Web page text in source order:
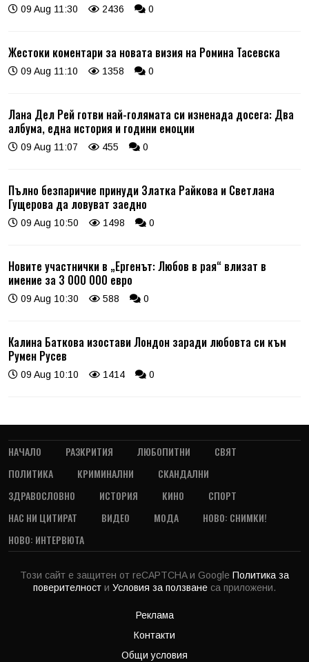
09 Aug 11:30 2436 0
Жестоки коментари за новата визия на Ромина Тасевска
09 Aug 11:10 1358 0
Лана Дел Рей готви най-голямата си изненада досега: Два
албума, една история и години емоции
09 Aug 11:07 455 0
Пълно безпаричие принуди Златка Райкова и Светлана
Гущерова да ловуват заедно
09 Aug 10:50 1498 0
Новите участнички в „Ергенът: Любов в рая“ влизат в
имение за 3 000 000 евро
09 Aug 10:30 588 0
Калина Баткова изостави Лондон заради любовта си към
Румен Русев
09 Aug 10:10 1414 0
НАЧАЛО РАЗКРИТИЯ ЛЮБОПИТНИ
СВЯТ
ПОЛИТИКА
КРИМИНАЛНИ
СКАНДАЛНИ
ЗДРАВОСЛОВНО
ИСТОРИЯ КИНО
СПОРТ
НАС НИ ЦИТИРАТ
ВИДЕО МОДА
НОВО: СНИМКИ!
НОВО: ИНТЕРВЮТА
Този сайт е защитен от reCAPTCHA и Google Политика за
поверителност и Условия за ползване са приложени.
Реклама
Контакти
Общи условия